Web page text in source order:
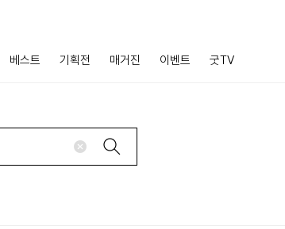
베스트 기획전 매거진 이벤트 굿TV